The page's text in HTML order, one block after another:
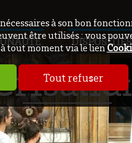
à son bon
être utilisés : vous
tout moment via le lien
Tout refuser
DISPOSITIFS